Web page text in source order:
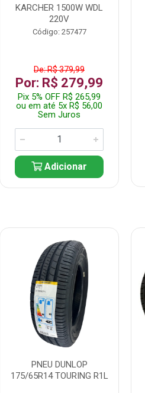
KARCHER 1500W WDL
220V
Código: 257477
De: R$ 379,99
Por: R$ 279,99
Pix 5% OFF R$ 265,99
ou em até 5x R$ 56,00
Sem Juros
Adicionar
PNEU DUNLOP
175/65R14 TOURING R1L